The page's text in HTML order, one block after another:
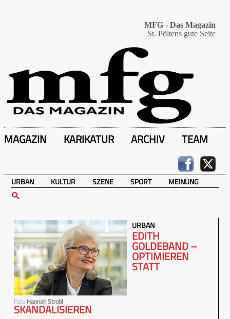
MFG - Das Magazin
St. Pöltens gute Seite
MAGAZIN KARIKATUR ARCHIV TEAM
URBAN KULTUR SZENE SPORT MEINUNG
Foto Hannah Strobl
URBAN
EDITH
GOLDEBAND –
OPTIMIEREN
STATT
SKANDALISIEREN